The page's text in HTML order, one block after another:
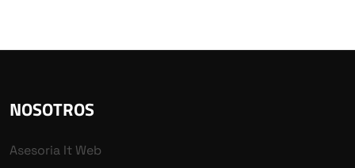
NOSOTROS
Asesoria It Web